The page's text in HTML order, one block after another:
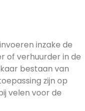
inzake de
of verhuurder in de
bestaan van
zijn op
velen voor de